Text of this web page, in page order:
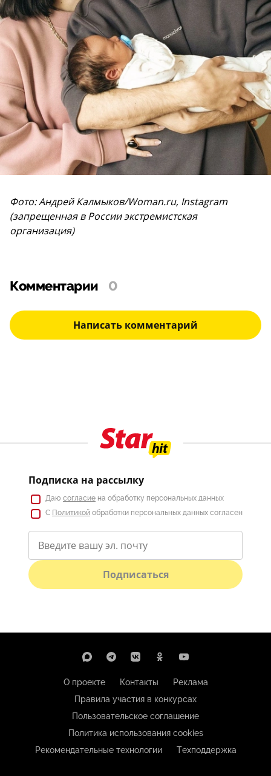
Фото: Андрей Калмыков/Woman.ru, Instagram
(запрещенная в России экстремистская
организация)
Комментарии 0
Написать комментарий
Подписка на рассылку
Даю согласие на обработку персональных данных
С Политикой обработки персональных данных согласен
Подписаться
О проекте Контакты
Реклама
Правила участия в конкурсах
Пользовательское соглашение
Политика использования cookies
Рекомендательные технологии
Техподдержка